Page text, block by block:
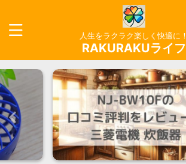
人生をラクラク楽しく快適に！
RAKURAKUライフ